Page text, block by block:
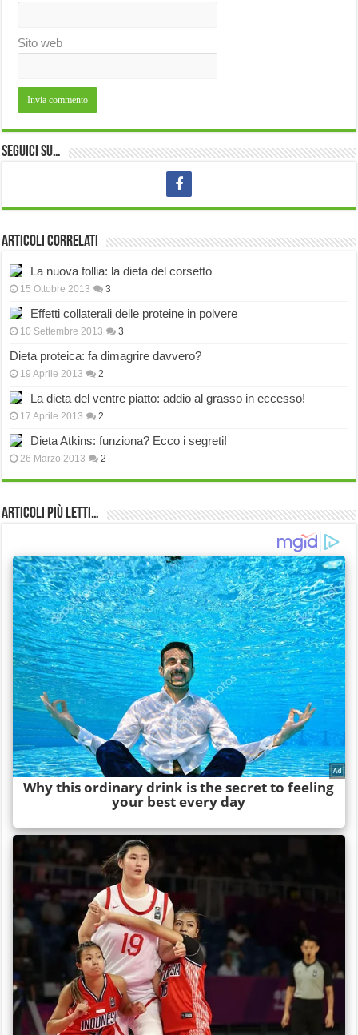
Sito web
Seguici su…
Articoli correlati
La nuova follia: la dieta del corsetto
15 Ottobre 2013 3
Effetti collaterali delle proteine in polvere
10 Settembre 2013 3
Dieta proteica: fa dimagrire davvero?
19 Aprile 2013 2
La dieta del ventre piatto: addio al grasso in eccesso!
17 Aprile 2013 2
Dieta Atkins: funziona? Ecco i segreti!
26 Marzo 2013 2
Articoli più Letti…